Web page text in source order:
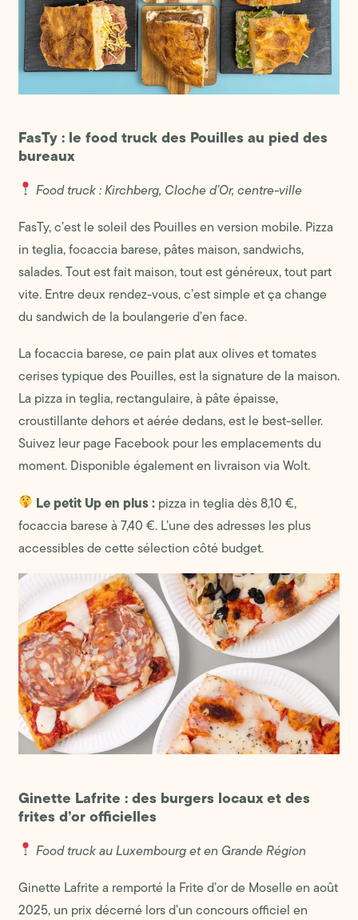
FasTy : le food truck des Pouilles au pied des
bureaux
Food truck : Kirchberg, Cloche d’Or, centre-ville
FasTy, c’est le soleil des Pouilles en version mobile. Pizza
in teglia, focaccia barese, pâtes maison, sandwichs,
salades. Tout est fait maison, tout est généreux, tout part
vite. Entre deux rendez-vous, c’est simple et ça change
du sandwich de la boulangerie d’en face.
La focaccia barese, ce pain plat aux olives et tomates
cerises typique des Pouilles, est la signature de la maison.
La pizza in teglia, rectangulaire, à pâte épaisse,
croustillante dehors et aérée dedans, est le best-seller.
Suivez leur page Facebook pour les emplacements du
moment. Disponible également en livraison via Wolt.
Le petit Up en plus :pizza in teglia dès 8,10 €,
focaccia barese à 7,40 €. L’une des adresses les plus
accessibles de cette sélection côté budget.
Ginette Lafrite : des burgers locaux et des
frites d’or officielles
Food truck au Luxembourg et en Grande Région
Ginette Lafrite a remporté la Frite d’or de Moselle en août
2025, un prix décerné lors d’un concours officiel en